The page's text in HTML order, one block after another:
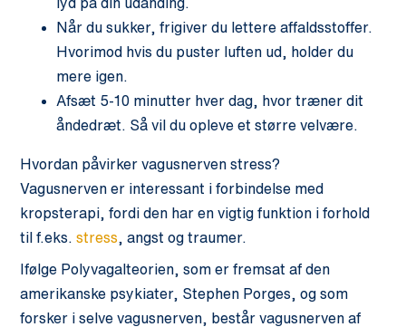
Når du sukker, frigiver du lettere affaldsstoffer.
Hvorimod hvis du puster luften ud, holder du
mere igen.
Afsæt 5-10 minutter hver dag, hvor træner dit
åndedræt. Så vil du opleve et større velvære.
Hvordan påvirker vagusnerven stress?
Vagusnerven er interessant i forbindelse med
kropsterapi, fordi den har en vigtig funktion i forhold
til f.eks.stress , angst og traumer.
Ifølge Polyvagalteorien, som er fremsat af den
amerikanske psykiater, Stephen Porges, og som
forsker i selve vagusnerven, består vagusnerven af